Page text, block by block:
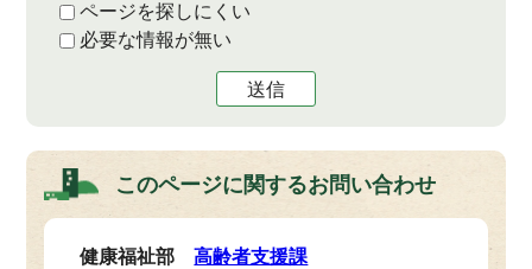
ページを探しにくい
必要な情報が無い
送信
このページに関するお問い合わせ
健康福祉部 高齢者支援課